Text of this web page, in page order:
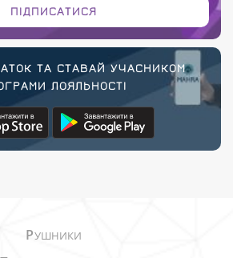
ПІДПИСАТИСЯ
ТА СТАВАЙ УЧАСНИКОМ
ЛОЯЛЬНОСТІ
РУШНИКИ